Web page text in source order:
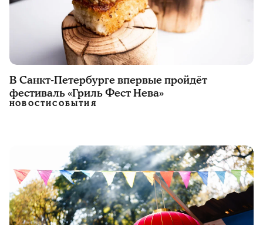
В Санкт-Петербурге впервые пройдёт
фестиваль «Гриль Фест Нева»
НОВОСТИСОБЫТИЯ